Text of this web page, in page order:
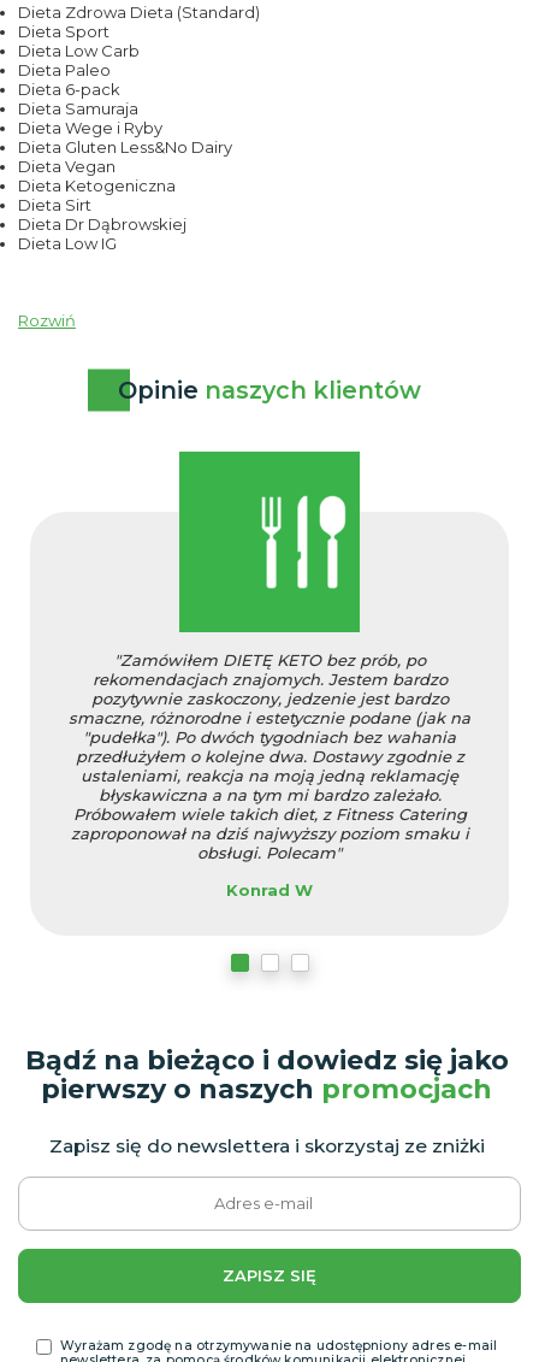
Dieta Zdrowa Dieta (Standard)
Dieta Sport
Dieta Low Carb
Dieta Paleo
Dieta 6-pack
Dieta Samuraja
Dieta Wege i Ryby
Dieta Gluten Less&No Dairy
Dieta Vegan
Dieta Ketogeniczna
Dieta Sirt
Dieta Dr Dąbrowskiej
Dieta Low IG
Rozwiń
Opinie naszych klientów
"Zamówiłem DIETĘ KETO bez prób, po
rekomendacjach znajomych. Jestem bardzo
pozytywnie zaskoczony, jedzenie jest bardzo
smaczne, różnorodne i estetycznie podane (jak na
"pudełka"). Po dwóch tygodniach bez wahania
przedłużyłem o kolejne dwa. Dostawy zgodnie z
ustaleniami, reakcja na moją jedną reklamację
błyskawiczna a na tym mi bardzo zależało.
Próbowałem wiele takich diet, z Fitness Catering
zaproponował na dziś najwyższy poziom smaku i
obsługi. Polecam"
Konrad W
Bądź na bieżąco i dowiedz się jako
pierwszy o naszych promocjach
Zapisz się do newslettera i skorzystaj ze zniżki
ZAPISZ SIĘ
Wyrażam zgodę na otrzymywanie na udostępniony adres e-mail